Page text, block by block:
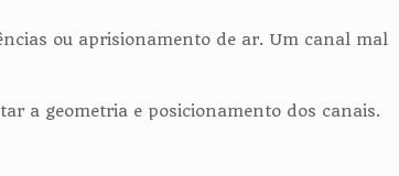
ou aprisionamento de ar. Um canal mal
a geometria e posicionamento dos canais.